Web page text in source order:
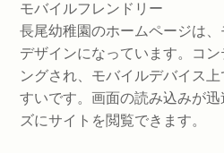
モバイルフレンドリー
長尾幼稚園のホームページは
デザインになっています。コ
ングされ、モバイルデバイス
すいです。画面の読み込みが
ズにサイトを閲覧できます。